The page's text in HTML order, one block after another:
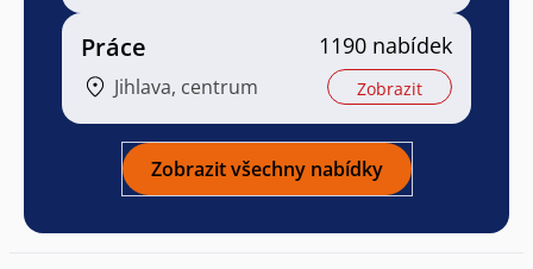
Práce
Jihlava, centrum
1190 nabídek
Zobrazit
Zobrazit všechny nabídky